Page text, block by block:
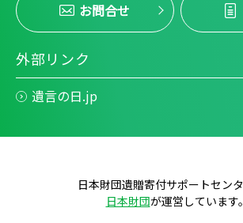
お問合せ
外部リンク
遺言の日.jp
日本財団遺贈寄付サポートセンタ
日本財団が運営しています。